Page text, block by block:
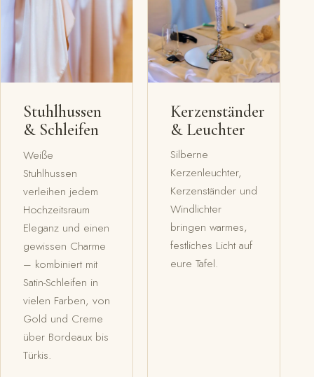
Stuhlhussen
& Schleifen
Weiße
Stuhlhussen
verleihen jedem
Hochzeitsraum
Eleganz und einen
gewissen Charme
– kombiniert mit
Satin-Schleifen in
vielen Farben, von
Gold und Creme
über Bordeaux bis
Türkis.
Kerzenständer
& Leuchter
Silberne
Kerzenleuchter,
Kerzenständer und
Windlichter
bringen warmes,
festliches Licht auf
eure Tafel.